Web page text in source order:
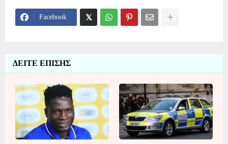
Facebook
ΔΕΙΤΕ ΕΠΙΣΗΣ